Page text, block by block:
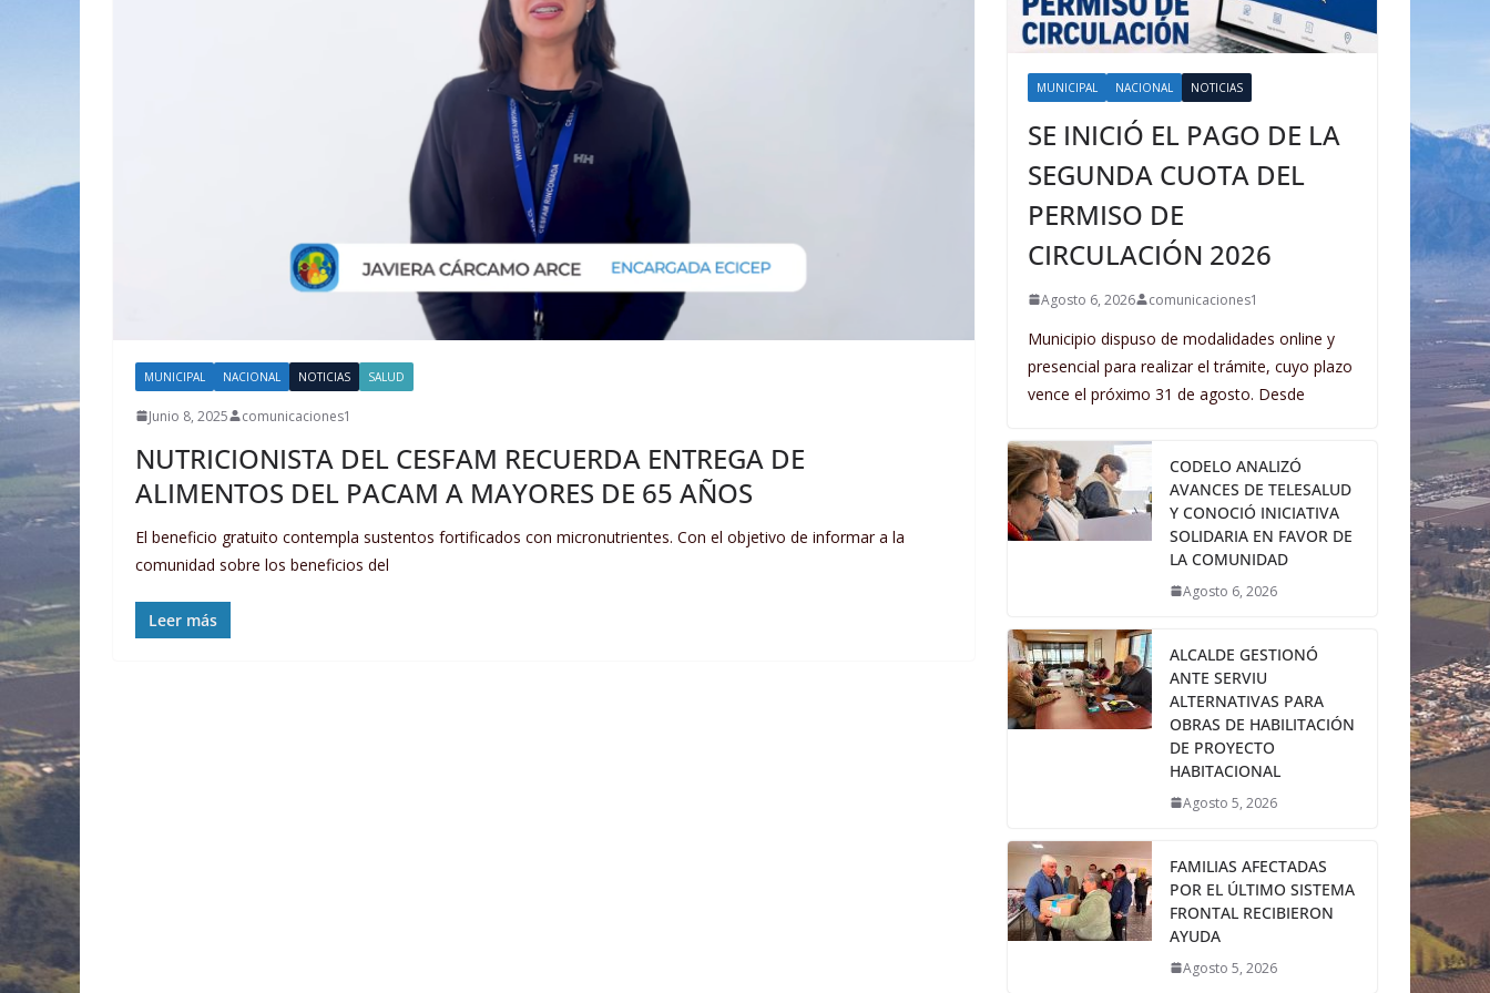
MUNICIPAL NACIONAL NOTICIAS SALUD
Junio 8, 2025 comunicaciones1
NUTRICIONISTA DEL CESFAM RECUERDA ENTREGA DE
ALIMENTOS DEL PACAM A MAYORES DE 65 AÑOS
El beneficio gratuito contempla sustentos fortificados con micronutrientes. Con el objetivo de informar a la
comunidad sobre los beneficios del
Leer más
MUNICIPAL NACIONAL NOTICIAS
SE INICIÓ EL PAGO DE LA
SEGUNDA CUOTA DEL
PERMISO DE
CIRCULACIÓN 2026
Agosto 6, 2026 comunicaciones1
Municipio dispuso de modalidades online y
presencial para realizar el trámite, cuyo plazo
vence el próximo 31 de agosto. Desde
CODELO ANALIZÓ
AVANCES DE TELESALUD
Y CONOCIÓ INICIATIVA
SOLIDARIA EN FAVOR DE
LA COMUNIDAD
Agosto 6, 2026
ALCALDE GESTIONÓ
ANTE SERVIU
ALTERNATIVAS PARA
OBRAS DE HABILITACIÓN
DE PROYECTO
HABITACIONAL
Agosto 5, 2026
FAMILIAS AFECTADAS
POR EL ÚLTIMO SISTEMA
FRONTAL RECIBIERON
AYUDA
Agosto 5, 2026